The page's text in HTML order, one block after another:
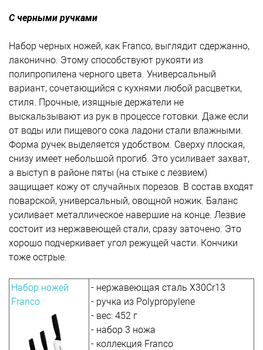
С черными ручками
Набор черных ножей, как Franco, выглядит сдержанно,
лаконично. Этому способствуют рукояти из
полипропилена черного цвета. Универсальный
вариант, сочетающийся с кухнями любой расцветки,
стиля. Прочные, изящные держатели не
выскальзывают из рук в процессе готовки. Даже если
от воды или пищевого сока ладони стали влажными.
Форма ручек выделяется удобством. Сверху плоская,
снизу имеет небольшой прогиб. Это усиливает захват,
а выступ в районе пяты (на стыке с лезвием)
защищает кожу от случайных порезов. В состав входят
поварской, универсальный, овощной ножик. Баланс
усиливает металлическое навершие на конце. Лезвие
состоит из нержавеющей стали, сразу заточено. Это
хорошо подчеркивает угол режущей части. Кончики
тоже острые.
Набор ножей
Franco
- нержавеющая сталь Х30Cr13
- ручка из Polypropylene
- вес: 452 г
- набор 3 ножа
- коллекция Franco